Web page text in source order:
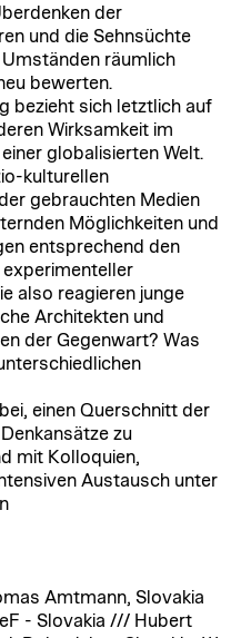
der
und die Sehnsüchte
räumlich
bewerten.
bezieht sich letztlich auf
Wirksamkeit im
globalisierten Welt.
kulturellen
gebrauchten Medien
Möglichkeiten und
entsprechend den
experimenteller
also reagieren junge
Architekten und
der Gegenwart? Was
einen Querschnitt der
zu
mit Kolloquien,
Austausch unter
Amtmann, Slovakia
- Slovakia /// Hubert